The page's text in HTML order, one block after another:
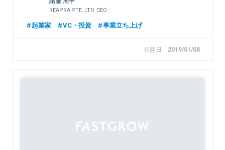
REAPRA PTE. LTD. CEO
起業家 VC・投資 事業立ち上げ
公開日 2019/01/08